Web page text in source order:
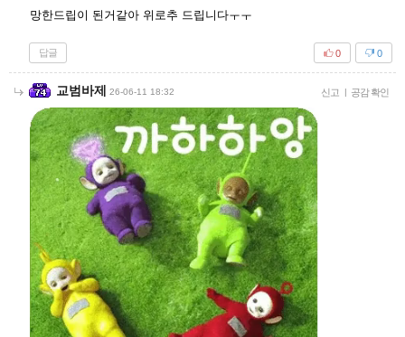
망한드립이 된거같아 위로추 드립니다ㅜㅜ
답글 0
0
교범바제 26-06-11 18:32 신고 | 공감 확인